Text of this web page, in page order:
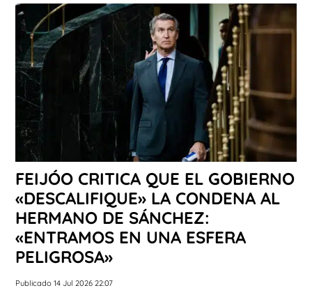
FEIJÓO CRITICA QUE EL GOBIERNO
«DESCALIFIQUE» LA CONDENA AL
HERMANO DE SÁNCHEZ:
«ENTRAMOS EN UNA ESFERA
PELIGROSA»
Publicado 14 Jul 2026 22:07